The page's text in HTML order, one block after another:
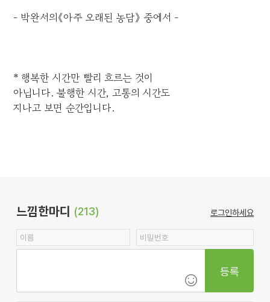
- 박완서의《아주 오래된 농담》 중에서 -
* 행복한 시간만 빨리 흐르는 것이
아닙니다. 불행한 시간, 고통의 시간도
지나고 보면 순간입니다.
느낌한마디 (213) 로그인하세요
등록